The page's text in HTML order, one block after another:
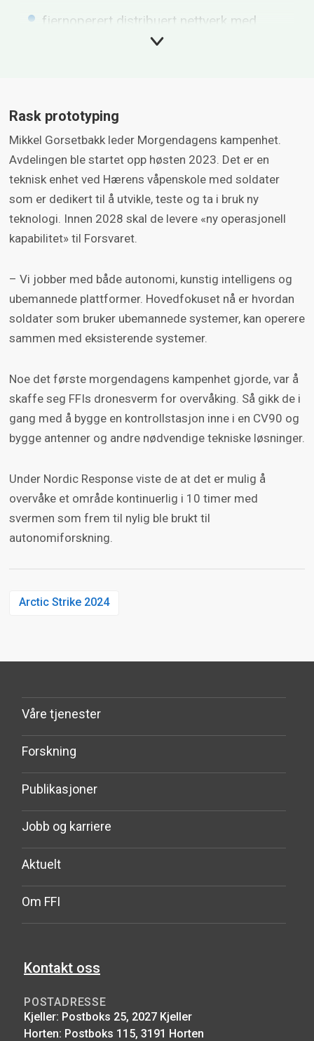
fjernoperert distribuert nettverk med
sensorer (kamera, radar og liknende) for å
observasjonspost for å finne mål og
sende målets posisjon
dronesverm fløyet fra CV90 for å finne mål
og sende måldata
digital ildledning og kommandosystem for
å dele informasjon og koordinere en alliert
lasermålere og snøscootere med
treghetsnavigasjon for å finne mål og
levere måldata uten GNSS (satellittbasert
navigasjon og posisjonering)
Rask prototyping
Mikkel Gorsetbakk leder Morgendagens kampenhet.
Avdelingen ble startet opp høsten 2023. Det er en
teknisk enhet ved Hærens våpenskole med soldater
som er dedikert til å utvikle, teste og ta i bruk ny
teknologi. Innen 2028 skal de levere «ny operasjonell
kapabilitet» til Forsvaret.
– Vi jobber med både autonomi, kunstig intelligens og
ubemannede plattformer. Hovedfokuset nå er hvordan
soldater som bruker ubemannede systemer, kan operere
sammen med eksisterende systemer.
Noe det første morgendagens kampenhet gjorde, var å
skaffe seg FFIs dronesverm for overvåking. Så gikk de i
gang med å bygge en kontrollstasjon inne i en CV90 og
bygge antenner og andre nødvendige tekniske løsninger.
Under Nordic Response viste de at det er mulig å
overvåke et område kontinuerlig i 10 timer med
svermen som frem til nylig ble brukt til
autonomiforskning.
Arctic Strike 2024
Våre tjenester
Forskning
Publikasjoner
Jobb og karriere
Aktuelt
Om FFI
Kontakt oss
POSTADRESSE
Kjeller: Postboks 25, 2027 Kjeller
Horten: Postboks 115, 3191 Horten